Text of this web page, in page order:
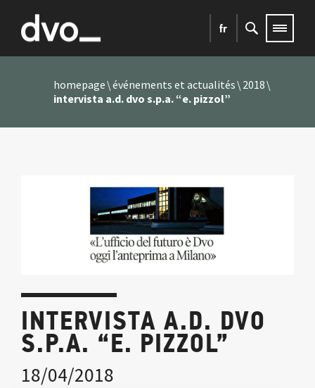
fr
homepage événements et actualités 2018
intervista a.d. dvo s.p.a. “e. pizzol”
INTERVISTA A.D. DVO
S.P.A. “E. PIZZOL”
18/04/2018